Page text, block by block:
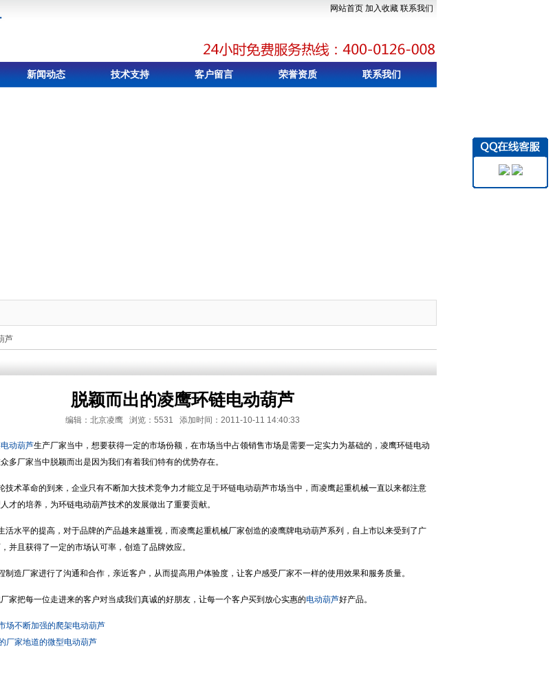
网站首页 加入收藏 联系我们
新闻动态 技术支持 客户留言 荣誉资质 联系我们
芦
脱颖而出的凌鹰环链电动葫芦
编辑：北京凌鹰 浏览：5531 添加时间：2011-10-11 14:40:33
动葫芦生产厂家当中，想要获得一定的市场份额，在市场当中占领销售市场是需要一定实力为基础的，凌鹰环链电动
多厂家当中脱颖而出是因为我们有着我们特有的优势存在。
技术革命的到来，企业只有不断加大技术竞争力才能立足于环链电动葫芦市场当中，而凌鹰起重机械一直以来都注意
才的培养，为环链电动葫芦技术的发展做出了重要贡献。
活水平的提高，对于品牌的产品越来越重视，而凌鹰起重机械厂家创造的凌鹰牌电动葫芦系列，自上市以来受到了广
并且获得了一定的市场认可率，创造了品牌效应。
制造厂家进行了沟通和合作，亲近客户，从而提高用户体验度，让客户感受厂家不一样的使用效果和服务质量。
家把每一位走进来的客户对当成我们真诚的好朋友，让每一个客户买到放心实惠的电动葫芦好产品。
场不断加强的爬架电动葫芦
厂家地道的微型电动葫芦